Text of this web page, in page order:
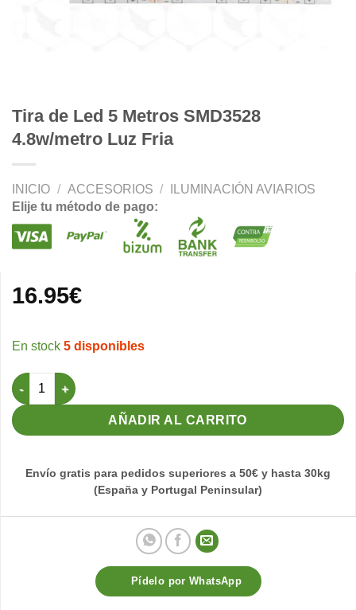
Tira de Led 5 Metros SMD3528
4.8w/metro Luz Fria
INICIO / ACCESORIOS /
ILUMINACIÓN AVIARIOS
Elije tu método de pago:
16.95€
5 disponibles
Tira de Led 5 Metros SMD3528 4.8w/metro Luz Fria cantidad
AÑADIR AL CARRITO
Envío gratis para pedidos superiores a 50€ y hasta 30kg
(España y Portugal Peninsular)
Pídelo por WhatsApp